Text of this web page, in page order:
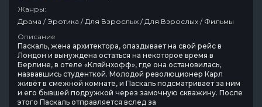
Жанры:
Драма / Эротика / Для Взрослых / Для Взрослых / Фильмы
Описание
Паскаль, жена архитектора, опаздывает на свой рейс в
Лондон и вынуждена остаться на некоторое время в
Берлине, в отеле «Кляйнхофф», где она остановилась,
назвавшись студенткой. Молодой революционер Карл
живёт в смежной комнате, и Паскаль подсматривает за ним
и его бывшей подружкой через замочную скважину. После
этого Паскаль отправляется вслед за